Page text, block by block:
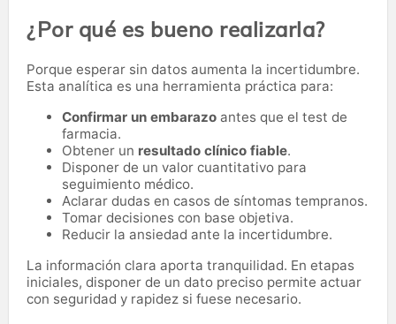
¿Por qué es bueno realizarla?
Porque esperar sin datos aumenta la incertidumbre.
Esta analítica es una herramienta práctica para:
Confirmar un embarazo antes que el test de
farmacia.
Obtener un resultado clínico fiable.
Disponer de un valor cuantitativo para
seguimiento médico.
Aclarar dudas en casos de síntomas tempranos.
Tomar decisiones con base objetiva.
Reducir la ansiedad ante la incertidumbre.
La información clara aporta tranquilidad. En etapas
iniciales, disponer de un dato preciso permite actuar
con seguridad y rapidez si fuese necesario.